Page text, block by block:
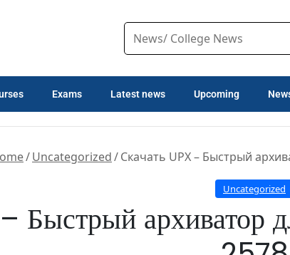
Exams Latest news Upcoming
/Uncategorized/Скачать UPX – Быстрый
Uncategorized
Быстрый архиватор